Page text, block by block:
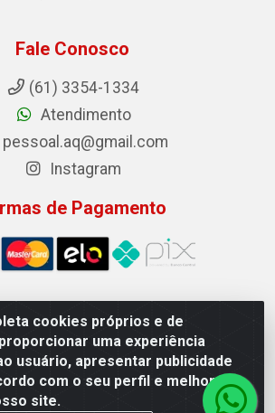
cookies próprios e de
uma experiência
usuário, apresentar publicidade
com o seu perfil e melhorar a
site.
Fale Conosco
(61) 3354-1334
Atendimento
pessoal.aq@gmail.com
Instagram
de Pagamento
Comercio de Pecas LTDA - Quadra Qi
05/06 - Taguatinga, Brasília/DF - CEP
230 - CNPJ 72.617.459/0001-40